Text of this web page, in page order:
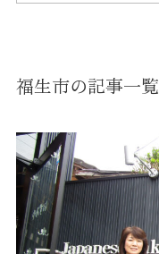
福生市の記事一覧